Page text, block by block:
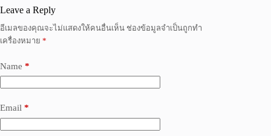
Leave a Reply
อีเมลของคุณจะไม่แสดงให้คนอื่นเห็น ช่องข้อมูลจำเป็นถูกทำ
เครื่องหมาย *
Name *
Email *